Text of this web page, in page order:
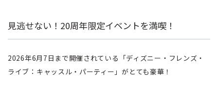
見逃せない！20周年限定イベントを満喫！
2026年6月7日まで開催されている「ディズニー・フレンズ・
ライブ：キャッスル・パーティー」がとても豪華！